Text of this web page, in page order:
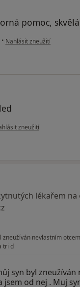
pomoc,
• podle názoru uživatele jj
Nahlásit zneužití
názoru uživatele jack
zneužití
lékařem na
zneužíván nevlastním
tri d
syn byl zneužíván
jsem od nej . Muj